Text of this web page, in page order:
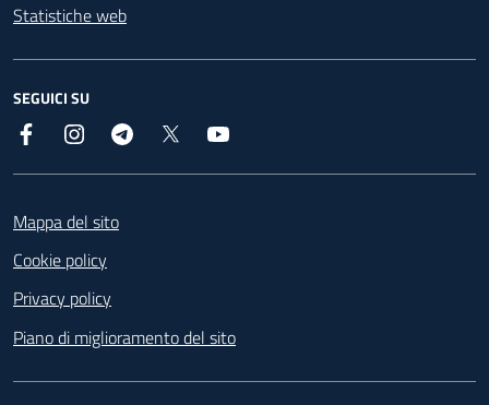
Statistiche web
SEGUICI SU
Facebook InstagramTelegram
Mappa del sito
Cookie policy
Privacy policy
Piano di miglioramento del sito